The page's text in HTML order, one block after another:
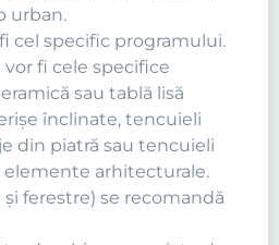
urban.
cel specific programului.
fi cele specifice
sau tablă lisă
înclinate, tencuieli
din piatră sau tencuieli
arhitecturale.
ferestre) se recomandă